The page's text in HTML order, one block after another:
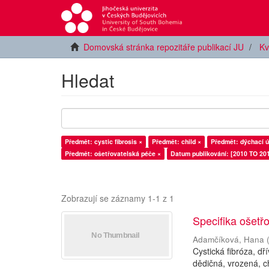
Domovská stránka repozitáře publikací JU
Hledat
Předmět: cystic fibrosis × Předmět: child ×
Předmět: dýchací
Předmět: ošetřovatelská péče ×
Datum publikování: [2010 TO
Zobrazují se záznamy 1-1 z 1
Specifika
Adamčíková, Hana
Cystická fibróza,
dědičná, vrozená,